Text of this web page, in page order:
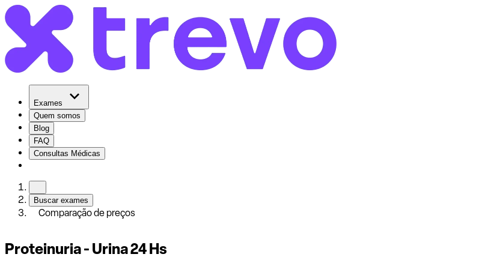
Exames
Quem somos
Blog
FAQ
Consultas Médicas
Buscar exames
Comparação de preços
Proteinuria - Urina 24 Hs